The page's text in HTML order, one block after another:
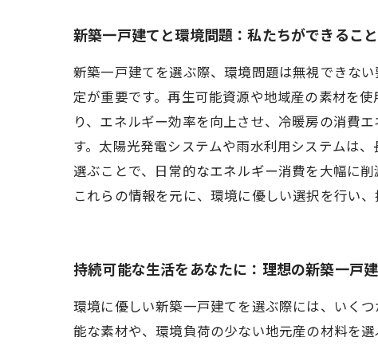
新築一戸建てと環境問題：私たちができること
新築一戸建てを選ぶ際、環境問題は無視できな
定が重要です。再生可能資源や地域産の素材を
り、エネルギー効率を向上させ、冷暖房の消費
す。太陽光発電システムや雨水利用システムは
選ぶことで、日常的なエネルギー消費を大幅に
これらの情報を元に、環境に優しい選択を行い
持続可能な生活をあなたに：理想の新築一戸
環境に優しい新築一戸建てを選ぶ際には、いく
能な素材や、環境負荷の少ない地元産の材料を